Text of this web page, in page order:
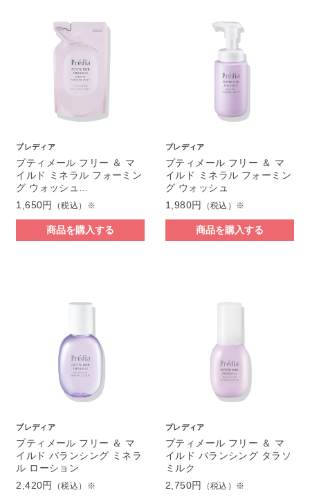
プレディア
プティメール フリー ＆ マ
イルド ミネラル フォーミン
グ ウォッシュ…
1,650円
（税込）※
商品を購入する
プレディア
プティメール フリー ＆ マ
イルド ミネラル フォーミン
グ ウォッシュ
1,980円
（税込）※
商品を購入する
プレディア
プティメール フリー ＆ マ
イルド バランシング ミネラ
ル ローション
2,420円
（税込）※
プレディア
プティメール フリー ＆ マ
イルド バランシング タラソ
ミルク
2,750円
（税込）※